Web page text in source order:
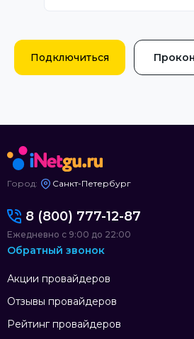
Подключиться
Город: Санкт-Петербург
Акции провайдеров
Отзывы провайдеров
Рейтинг провайдеров
8 (800) 777-12-87
Ежедневно с 9:00 до 22:00
Обратный звонок